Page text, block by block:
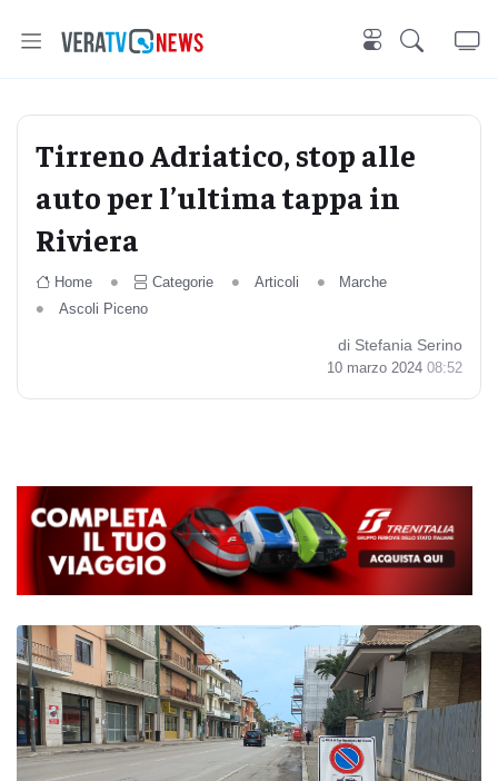
Tirreno Adriatico, stop alle
auto per l’ultima tappa in
Riviera
Home Categorie Articoli
Marche
Ascoli Piceno
di Stefania Serino
10 marzo 2024 08:52